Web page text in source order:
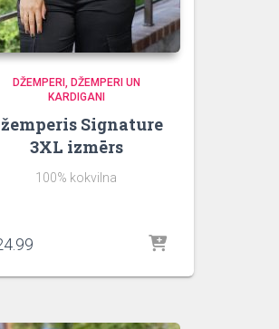
DŽEMPERI
DŽEMPERI UN
KARDIGANI
Signature
3XL izmērs
100% kokvilna